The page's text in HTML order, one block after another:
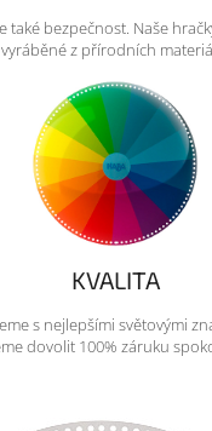
také bezpečnost. Naše
vyráběné z přírodních
KVALITA
s nejlepšími světovými
dovolit 100% záruku